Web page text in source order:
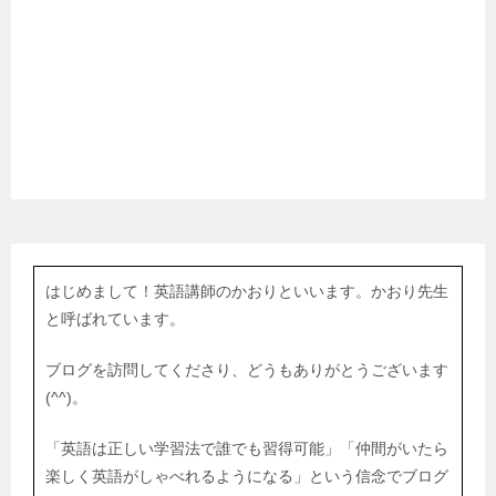
はじめまして！英語講師のかおりといいます。かおり先生
と呼ばれています。
ブログを訪問してくださり、どうもありがとうございます
(^^)。
「英語は正しい学習法で誰でも習得可能」「仲間がいたら
楽しく英語がしゃべれるようになる」という信念でブログ